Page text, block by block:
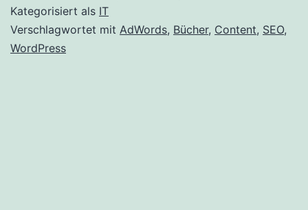
Kategorisiert als IT
Verschlagwortet mit AdWords, Bücher, Content, SEO,
WordPress